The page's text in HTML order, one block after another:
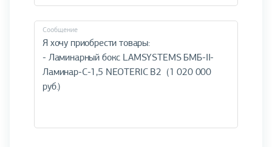
Cообщение